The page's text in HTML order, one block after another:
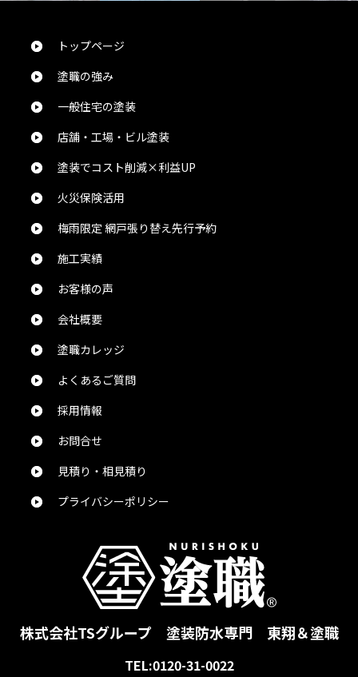
トップページ
塗職の強み
一般住宅の塗装
店舗・工場・ビル塗装
塗装でコスト削減×利益UP
火災保険活用
梅雨限定 網戸張り替え先行予約
施工実績
お客様の声
会社概要
塗職カレッジ
よくあるご質問
採用情報
お問合せ
見積り・相見積り
プライバシーポリシー
株式会社TSグループ 塗装防水専門 東翔＆塗職
TEL:0120-31-0022